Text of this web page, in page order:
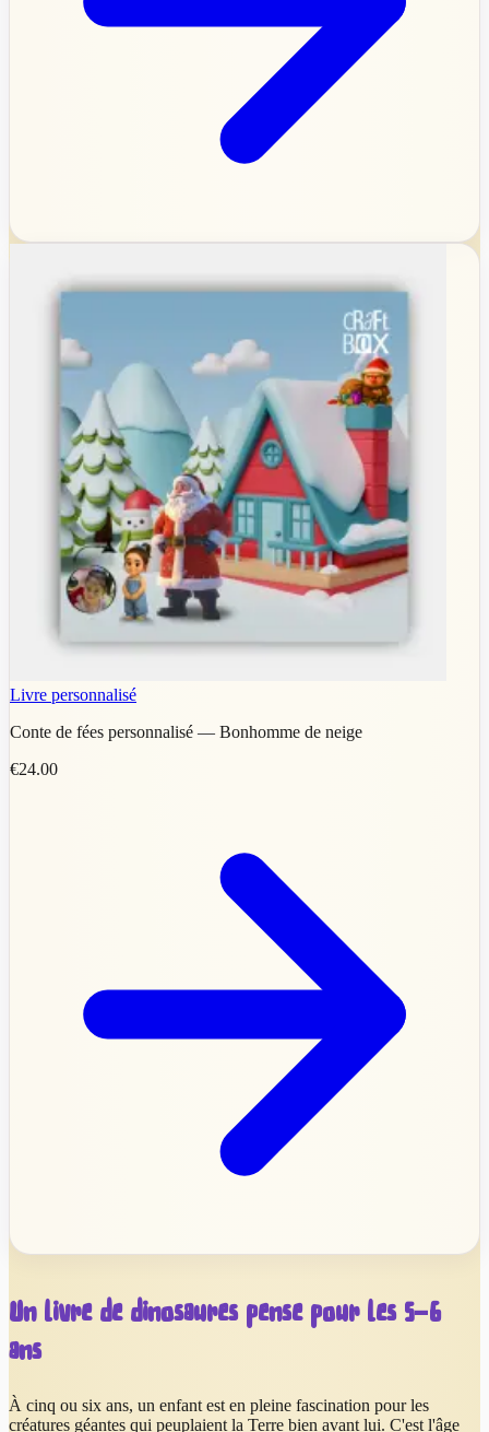
Livre personnalisé
Conte de fées personnalisé — Bonhomme de neige
€24.00
Un livre de dinosaures pensé pour les 5–6
ans
À cinq ou six ans, un enfant est en pleine fascination pour les
créatures géantes qui peuplaient la Terre bien avant lui. C'est l'âge